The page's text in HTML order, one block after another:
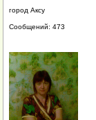
город Аксу
Сообщений: 473